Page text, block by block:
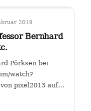
2019
Bernhard
Pörksen bei
watch?
pixel2013 auf